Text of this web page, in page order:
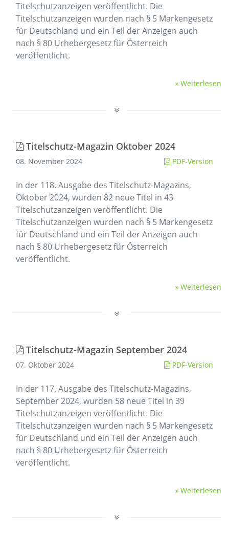
Titelschutzanzeigen veröffentlicht. Die
Titelschutzanzeigen wurden nach § 5 Markengesetz
für Deutschland und ein Teil der Anzeigen auch
nach § 80 Urhebergesetz für Österreich
veröffentlicht.
Weiterlesen
Titelschutz-Magazin Oktober 2024
08. November 2024 PDF-Version
In der 118. Ausgabe des Titelschutz-Magazins,
Oktober 2024, wurden 82 neue Titel in 43
Titelschutzanzeigen veröffentlicht. Die
Titelschutzanzeigen wurden nach § 5 Markengesetz
für Deutschland und ein Teil der Anzeigen auch
nach § 80 Urhebergesetz für Österreich
veröffentlicht.
Weiterlesen
Titelschutz-Magazin September 2024
07. Oktober 2024 PDF-Version
In der 117. Ausgabe des Titelschutz-Magazins,
September 2024, wurden 58 neue Titel in 39
Titelschutzanzeigen veröffentlicht. Die
Titelschutzanzeigen wurden nach § 5 Markengesetz
für Deutschland und ein Teil der Anzeigen auch
nach § 80 Urhebergesetz für Österreich
veröffentlicht.
Weiterlesen